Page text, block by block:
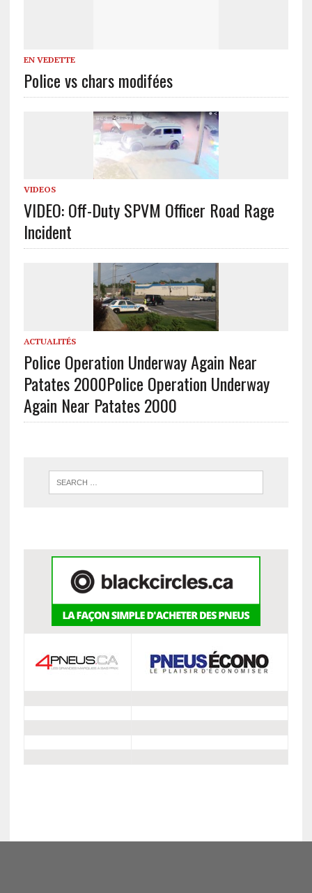
EN VEDETTE
Police vs chars modifées
VIDEOS
VIDEO: Off-Duty SPVM Officer Road Rage
Incident
ACTUALITÉS
Police Operation Underway Again Near
Patates 2000Police Operation Underway
Again Near Patates 2000